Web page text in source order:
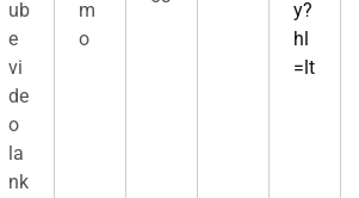
ub
e
vi
de
o
la
nk
m
o
y?
hl
=lt